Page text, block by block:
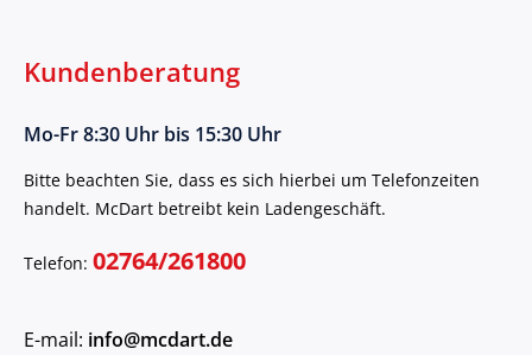
Kundenberatung
Mo-Fr 8:30 Uhr bis 15:30 Uhr
Bitte beachten Sie, dass es sich hierbei um Telefonzeiten
handelt. McDart betreibt kein Ladengeschäft.
Telefon: 02764/261800
E-mail: info@mcdart.de